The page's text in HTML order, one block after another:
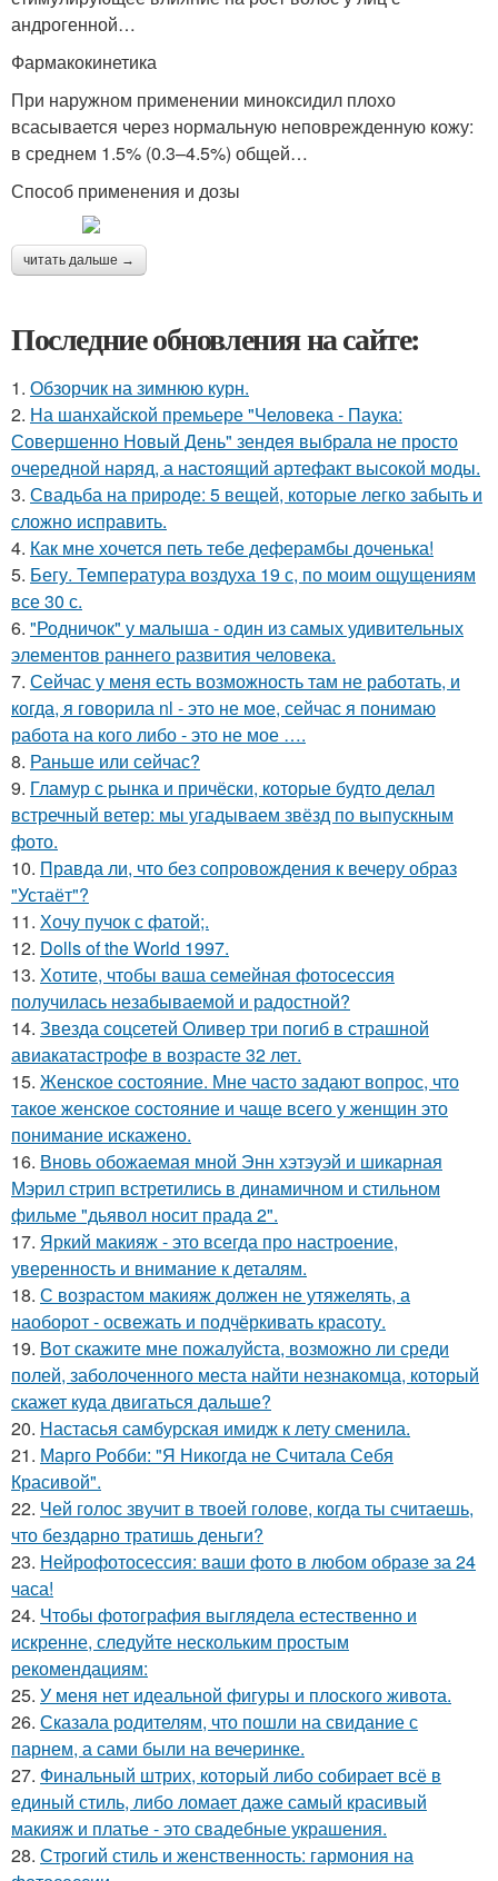
андрогенной…
Фармакокинетика
При наружном применении миноксидил плохо
всасывается через нормальную неповрежденную кожу:
в среднем 1.5% (0.3–4.5%) общей…
Способ применения и дозы
читать дальше →
Последние обновления на сайте:
1. Обзорчик на зимнюю курн.
2. На шанхайской премьере "Человека - Паука:
Совершенно Новый День" зендея выбрала не просто
очередной наряд, а настоящий артефакт высокой моды.
3. Свадьба на природе: 5 вещей, которые легко забыть и
сложно исправить.
4. Как мне хочется петь тебе деферамбы доченька!
5. Бегу. Температура воздуха 19 с, по моим ощущениям
все 30 с.
6. "Родничок" у малыша - один из самых удивительных
элементов раннего развития человека.
7. Сейчас у меня есть возможность там не работать, и
когда, я говорила nl - это не мое, сейчас я понимаю
работа на кого либо - это не мое ….
8. Раньше или сейчас?
9. Гламур с рынка и причёски, которые будто делал
встречный ветер: мы угадываем звёзд по выпускным
фото.
10. Правда ли, что без сопровождения к вечеру образ
"Устаёт"?
11. Хочу пучок с фатой;.
12. Dolls of the World 1997.
13. Хотите, чтобы ваша семейная фотосессия
получилась незабываемой и радостной?
14. Звезда соцсетей Оливер три погиб в страшной
авиакатастрофе в возрасте 32 лет.
15. Женское состояние. Мне часто задают вопрос, что
такое женское состояние и чаще всего у женщин это
понимание искажено.
16. Вновь обожаемая мной Энн хэтэуэй и шикарная
Мэрил стрип встретились в динамичном и стильном
фильме "дьявол носит прада 2".
17. Яркий макияж - это всегда про настроение,
уверенность и внимание к деталям.
18. С возрастом макияж должен не утяжелять, а
наоборот - освежать и подчёркивать красоту.
19. Вот скажите мне пожалуйста, возможно ли среди
полей, заболоченного места найти незнакомца, который
скажет куда двигаться дальше?
20. Настасья самбурская имидж к лету сменила.
21. Марго Робби: "Я Никогда не Считала Себя
Красивой".
22. Чей голос звучит в твоей голове, когда ты считаешь,
что бездарно тратишь деньги?
23. Нейрофотосессия: ваши фото в любом образе за 24
часа!
24. Чтобы фотография выглядела естественно и
искренне, следуйте нескольким простым
рекомендациям:
25. У меня нет идеальной фигуры и плоского живота.
26. Сказала родителям, что пошли на свидание с
парнем, а сами были на вечеринке.
27. Финальный штрих, который либо собирает всё в
единый стиль, либо ломает даже самый красивый
макияж и платье - это свадебные украшения.
28. Строгий стиль и женственность: гармония на